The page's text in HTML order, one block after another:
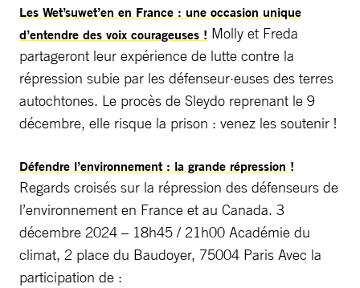
Les Wet’suwet’en en France : une occasion unique
d’entendre des voix courageuses ! Molly et Freda
partageront leur expérience de lutte contre la
répression subie par les défenseur·euses des terres
autochtones. Le procès de Sleydo reprenant le 9
décembre, elle risque la prison : venez les soutenir !
Défendre l’environnement : la grande répression !
Regards croisés sur la répression des défenseurs de
l’environnement en France et au Canada. 3
décembre 2024 – 18h45 / 21h00 Académie du
climat, 2 place du Baudoyer, 75004 Paris Avec la
participation de :